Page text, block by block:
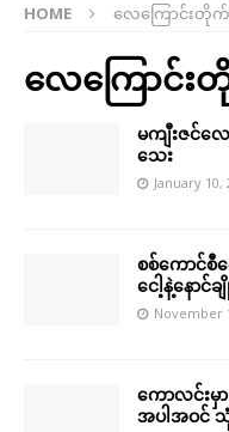
HOME လေကြောင်းတို
လေကြောင်
မကျီးဇင်
သေး
January 10,
စစ်ကောင်စီ
ငေါ့နဲ့နောင်
November
ကောလင်းမှ
အပါအဝင် သုံ